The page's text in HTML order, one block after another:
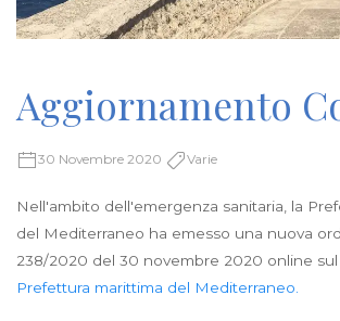
Aggiornamento
30 Novembre 2020 Varie
Nell'ambito dell'emergenza sanitaria, la
del Mediterraneo ha emesso una nuova
238/2020 del 30 novembre 2020 online sul
Prefettura marittima del Mediterraneo.